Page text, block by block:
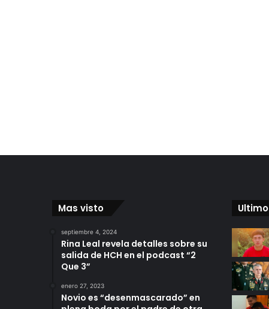
Mas visto
septiembre 4, 2024
Rina Leal revela detalles sobre su
salida de HCH en el podcast “2
Que 3”
enero 27, 2023
Novio es “desenmascarado” en
Ultimo